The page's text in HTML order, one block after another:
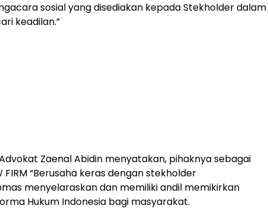
sosial yang disediakan kepada Stekholder dalam
keadilan.”
Zaenal Abidin menyatakan, pihaknya sebagai
FIRM “Berusaha keras dengan stekholder
menyelaraskan dan memiliki andil memikirkan
Hukum Indonesia bagi masyarakat.